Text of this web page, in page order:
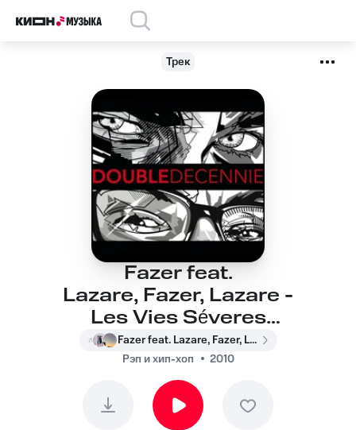
Трек
Fazer feat.
Lazare, Fazer, Lazare -
Les Vies Séveres
Tuent
Fazer feat. Lazare, Fazer, Lazare
Рэп и хип-хоп
2010